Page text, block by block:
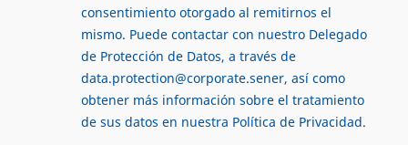
consentimiento otorgado al remitirnos el
mismo. Puede contactar con nuestro Delegado
de Protección de Datos, a través de
data.protection@corporate.sener, así como
obtener más información sobre el tratamiento
de sus datos en nuestra Política de Privacidad.